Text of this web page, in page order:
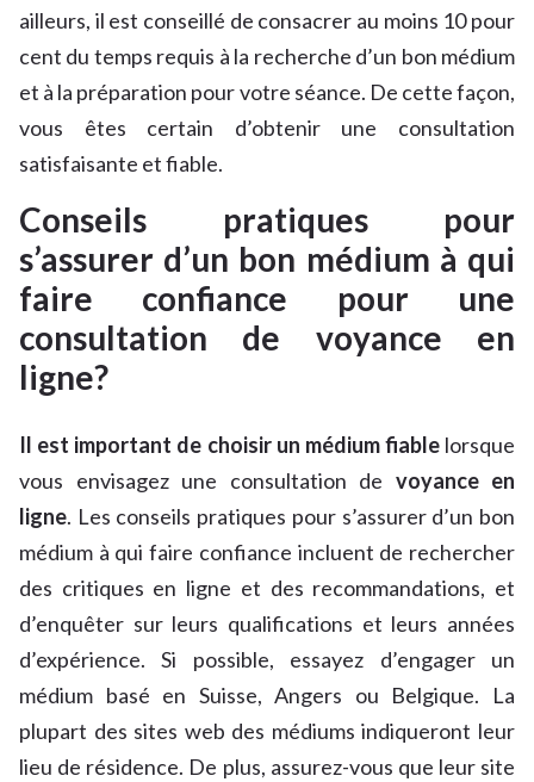
ailleurs, il est conseillé de consacrer au moins 10 pour
cent du temps requis à la recherche d’un bon médium
et à la préparation pour votre séance. De cette façon,
vous êtes certain d’obtenir une consultation
satisfaisante et fiable.
Conseils pratiques pour
s’assurer d’un bon médium à qui
faire confiance pour une
consultation de voyance en
ligne?
Il est important de choisir un médium fiablelorsque
vous envisagez une consultation de voyance en
ligne. Les conseils pratiques pour s’assurer d’un bon
médium à qui faire confiance incluent de rechercher
des critiques en ligne et des recommandations, et
d’enquêter sur leurs qualifications et leurs années
d’expérience. Si possible, essayez d’engager un
médium basé en Suisse, Angers ou Belgique. La
plupart des sites web des médiums indiqueront leur
lieu de résidence. De plus, assurez-vous que leur site